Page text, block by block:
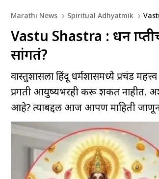
Marathi News Spiritual Adhyatmik
Vastu Shastra : धन
सांगतं?
वास्तुशास्त्राला हिंदू धर्मशास्त्रामध्ये
प्रगती आयुष्यभरही करू शकत नाहीत.
आहे? त्याबद्दल आज आपण माहिती